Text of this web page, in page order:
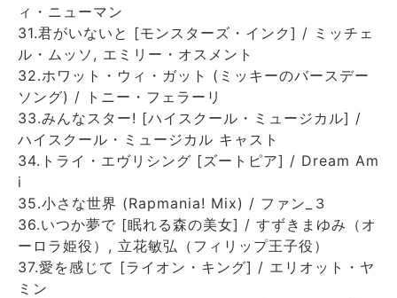
ィ・ニューマン
31.君がいないと [モンスターズ・インク] / ミッチェ
ル・ムッソ, エミリー・オスメント
32.ホワット・ウィ・ガット (ミッキーのバースデー
ソング) / トニー・フェラーリ
33.みんなスター! [ハイスクール・ミュージカル] /
ハイスクール・ミュージカル キャスト
34.トライ・エヴリシング [ズートピア] / Dream Am
i
35.小さな世界 (Rapmania! Mix) / ファン_３
36.いつか夢で [眠れる森の美女] / すずきまゆみ（オ
ーロラ姫役）, 立花敏弘（フィリップ王子役）
37.愛を感じて [ライオン・キング] / エリオット・ヤ
ミン